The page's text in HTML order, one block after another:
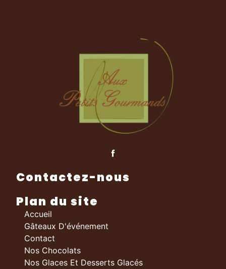
Contactez-nous
Plan du site
Accueil
Gâteaux D'événement
Contact
Nos Chocolats
Nos Glaces Et Desserts Glacés